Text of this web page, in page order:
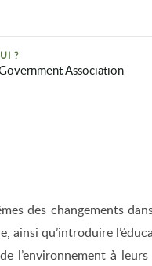
?
Association
des changements
qu’introduire
l’environnement à